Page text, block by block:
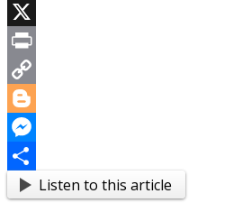
WhatsApp
X
Print
Copy
Link
Blogger
Messenger
ShareListen to this article